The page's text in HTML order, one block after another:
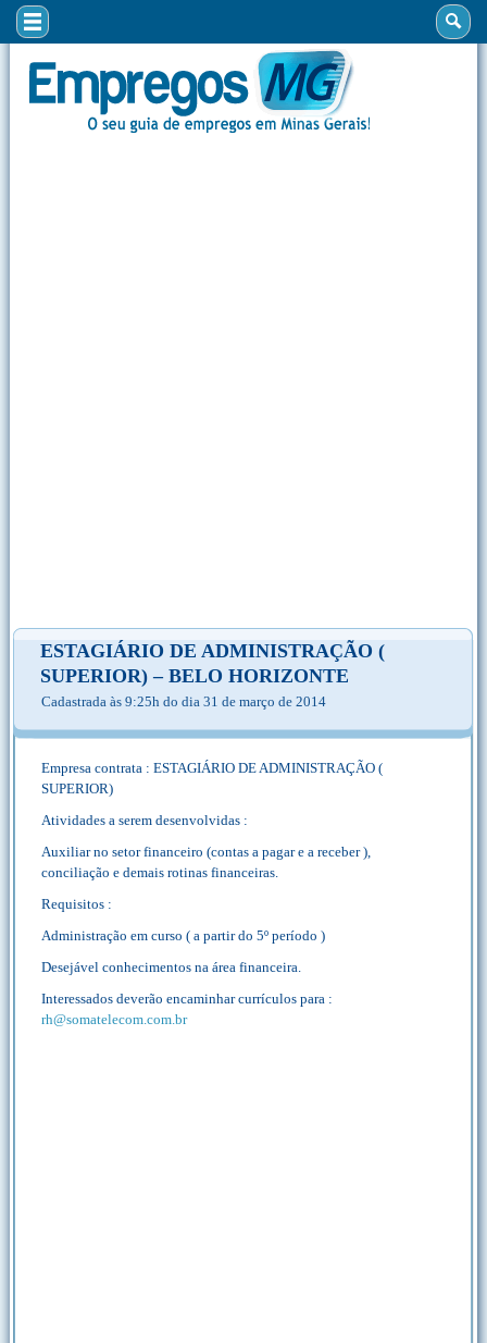
ESTAGIÁRIO DE ADMINISTRAÇÃO (
SUPERIOR) – BELO HORIZONTE
Cadastrada às 9:25h do dia 31 de março de 2014
Empresa contrata : ESTAGIÁRIO DE ADMINISTRAÇÃO (
SUPERIOR)
Atividades a serem desenvolvidas :
Auxiliar no setor financeiro (contas a pagar e a receber ),
conciliação e demais rotinas financeiras.
Requisitos :
Administração em curso ( a partir do 5º período )
Desejável conhecimentos na área financeira.
Interessados deverão encaminhar currículos para :
rh@somatelecom.com.br